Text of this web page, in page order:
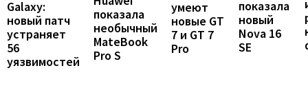
Galaxy:
новый патч
устраняет
56
уязвимостей
показала
необычный
MateBook
Pro S
умеют
новые GT
7 и GT 7
Pro
показала
новый
Nova 16
SE